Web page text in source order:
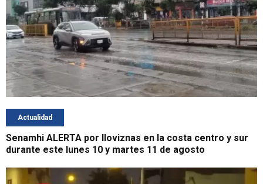
Actualidad
Senamhi ALERTA por lloviznas en la costa centro y sur
durante este lunes 10 y martes 11 de agosto